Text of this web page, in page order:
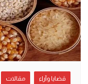
قضايا وآراء مقالات